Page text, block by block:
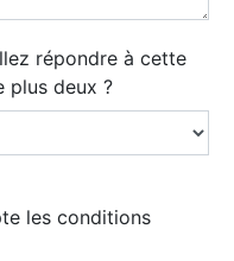
répondre à cette
plus deux ?
les conditions